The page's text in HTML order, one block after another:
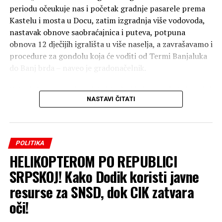
periodu očeukuje nas i početak gradnje pasarele prema
Kastelu i mosta u Docu, zatim izgradnja više vodovoda,
nastavak obnove saobraćajnica i puteva, potpuna
obnova 12 dječijih igrališta u više naselja, a zavrašavamo i
procedure za gondolu koja će voditi od Termi Banjaluka
do Banj brda – naveo je gradonačelnik.
Kako je kazao, novi projekti će dati jedan novi obris našoj
-U Banjaluci se najviše gradi, a svojim građanima najviše
pruža. Nastavljamo put uspona, izgradnje i napretka i
želimo da se ovakva energija širi i po drugim gradovima u
Republici Srpskoj – zaključio je gradonačelnik.
Uz sve infrastrukturne projekte, kako je dodao –
Banjaluka nastavlja da realizuje mjere podrške
građanima u okviru kampanje „Banja Luka pruža više“,
ističući da su od avgusta povećane subvencije za boravak
NASTAVI ČITATI
POLITIKA
HELIKOPTEROM PO REPUBLICI
SRPSKOJ! Kako Dodik koristi javne
resurse za SNSD, dok CIK zatvara
oči!